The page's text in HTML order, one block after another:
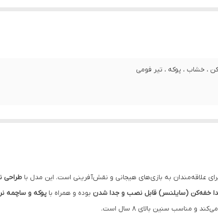
، خشاب ، پوکه ، تیر فومی
علاقه‌مندان به بازی‌های هیجانی و نقش‌آفرینی است. این مدل با طراحی
خفه‌کن (سایلنسر) قابل نصب و جدا شدن بوده و همراه با پوکه و ساچمه
مناسب سنین بالای ۸ سال است.